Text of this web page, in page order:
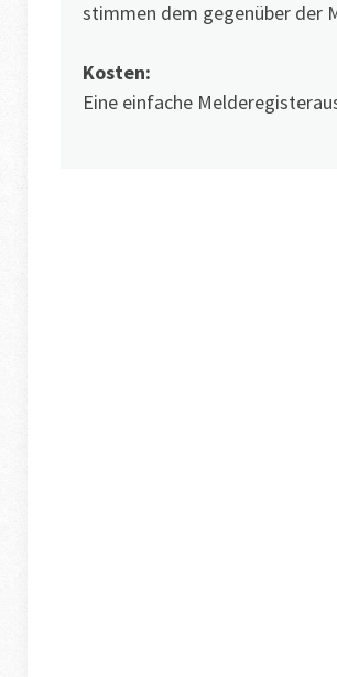
stimmen dem gegenüber der
Kosten:
Eine einfache